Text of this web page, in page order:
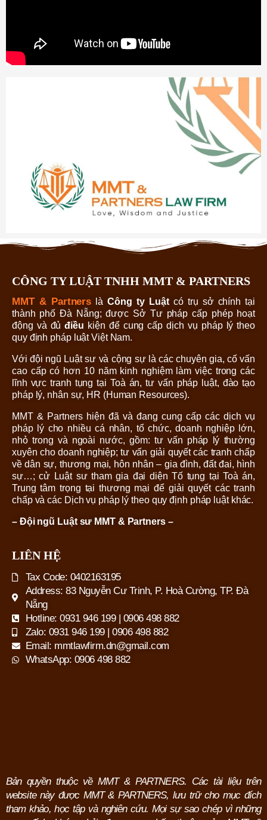
CÔNG TY LUẬT TNHH MMT & PARTNERS
MMT & Partners làCông ty Luậtcó trụ sở chính tại
thành phố Đà Nẵng; được Sở Tư pháp cấp phép hoạt
động và đủđiều kiện để cung cấp dịch vụ pháp lý theo
quy định pháp luật Việt Nam.
Với đội ngũ Luật sư và cộng sự là các chuyên gia, cố vấn
cao cấp có hơn 10 năm kinh nghiệm làm việc trong các
lĩnh vực tranh tụng tại Toà án, tư vấn pháp luật, đào tạo
pháp lý, nhân sự, HR (Human Resources).
MMT & Partners hiện đã và đang cung cấp các dịch vụ
pháp lý cho nhiều cá nhân, tổ chức, doanh nghiệp lớn,
nhỏ trong và ngoài nước, gồm: tư vấn pháp lý thường
xuyên cho doanh nghiệp; tư vấn giải quyết các tranh chấp
về dân sự, thương mại, hôn nhân – gia đình, đất đai, hình
sự…; cử Luật sư tham gia đại diện Tố tụng tại Toà án,
Trung tâm trọng tại thương mại để giải quyết các tranh
chấp và các Dịch vụ pháp lý theo quy định pháp luật khác.
– Đội ngũ Luật sư MMT & Partners –
LIÊN HỆ
Tax Code: 0402163195
Address: 83 Nguyễn Cư Trinh, P. Hoà Cường, TP. Đà
Nẵng
Hotline: 0931 946 199 | 0906 498 882
Zalo: 0931 946 199 | 0906 498 882
Email: mmtlawfirm.dn@gmail.com
WhatsApp: 0906 498 882
Bản quyền thuộc về MMT & PARTNERS. Các tài liệu trên
website này được MMT & PARTNERS, lưu trữ cho mục đích
tham khảo, học tập và nghiên cứu.Mọi sự sao chép vì những